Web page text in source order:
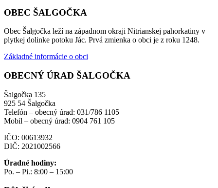
OBEC ŠALGOČKA
Obec Šalgočka leží na západnom okraji Nitrianskej pahorkatiny v
plytkej dolinke potoku Jác. Prvá zmienka o obci je z roku 1248.
Základné informácie o obci
OBECNÝ ÚRAD ŠALGOČKA
Šalgočka 135
925 54 Šalgočka
Telefón – obecný úrad: 031/786 1105
Mobil – obecný úrad: 0904 761 105
IČO: 00613932
DIČ: 2021002566
Úradné hodiny:
Po. – Pi.: 8:00 – 15:00